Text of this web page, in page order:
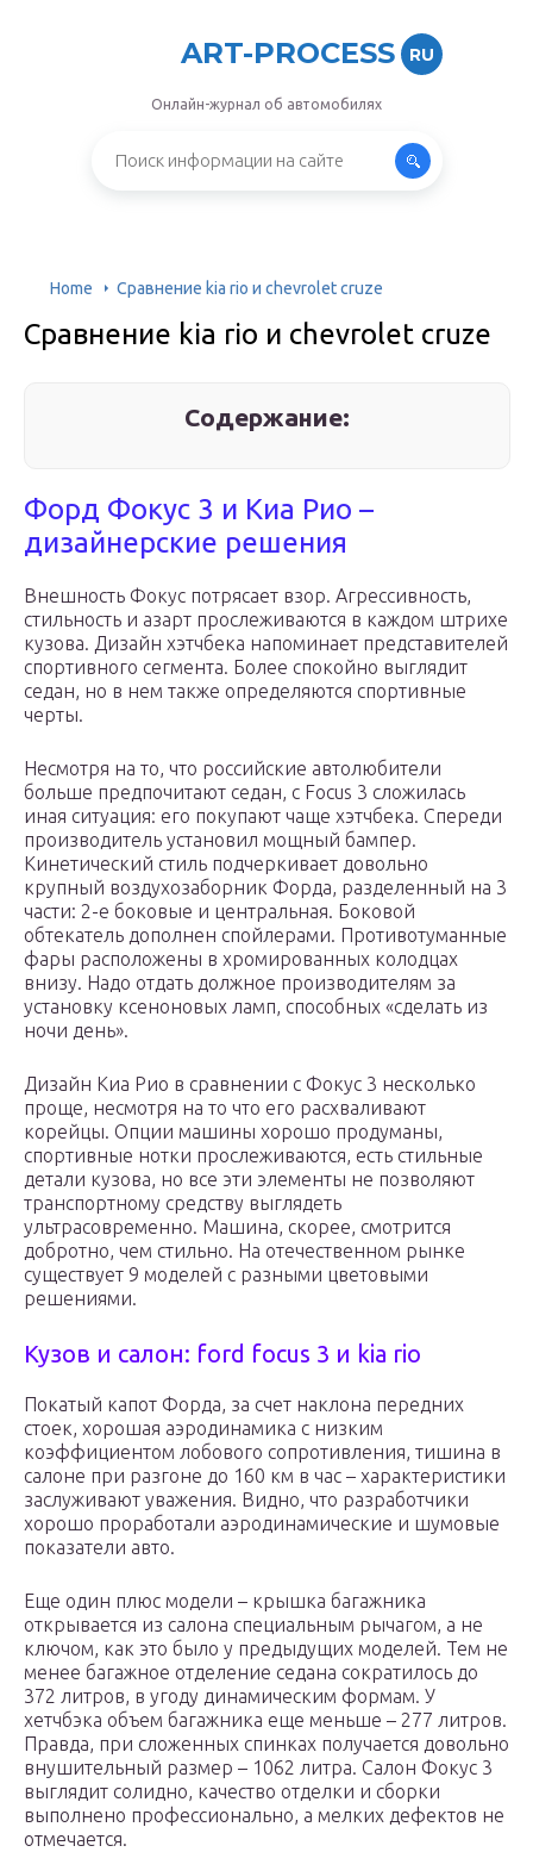
ART-PROCESS RU
Онлайн-журнал об автомобилях
Home Сравнение kia rio и chevrolet cruze
Сравнение kia rio и chevrolet cruze
Содержание:
Форд Фокус 3 и Киа Рио –
дизайнерские решения
Внешность Фокус потрясает взор. Агрессивность,
стильность и азарт прослеживаются в каждом штрихе
кузова. Дизайн хэтчбека напоминает представителей
спортивного сегмента. Более спокойно выглядит
седан, но в нем также определяются спортивные
черты.
Несмотря на то, что российские автолюбители
больше предпочитают седан, с Focus 3 сложилась
иная ситуация: его покупают чаще хэтчбека. Спереди
производитель установил мощный бампер.
Кинетический стиль подчеркивает довольно
крупный воздухозаборник Форда, разделенный на 3
части: 2-е боковые и центральная. Боковой
обтекатель дополнен спойлерами. Противотуманные
фары расположены в хромированных колодцах
внизу. Надо отдать должное производителям за
установку ксеноновых ламп, способных «сделать из
ночи день».
Дизайн Киа Рио в сравнении с Фокус 3 несколько
проще, несмотря на то что его расхваливают
корейцы. Опции машины хорошо продуманы,
спортивные нотки прослеживаются, есть стильные
детали кузова, но все эти элементы не позволяют
транспортному средству выглядеть
ультрасовременно. Машина, скорее, смотрится
добротно, чем стильно. На отечественном рынке
существует 9 моделей с разными цветовыми
решениями.
Кузов и салон: ford focus 3 и kia rio
Покатый капот Форда, за счет наклона передних
стоек, хорошая аэродинамика с низким
коэффициентом лобового сопротивления, тишина в
салоне при разгоне до 160 км в час – характеристики
заслуживают уважения. Видно, что разработчики
хорошо проработали аэродинамические и шумовые
показатели авто.
Еще один плюс модели – крышка багажника
открывается из салона специальным рычагом, а не
ключом, как это было у предыдущих моделей. Тем не
менее багажное отделение седана сократилось до
372 литров, в угоду динамическим формам. У
хетчбэка объем багажника еще меньше – 277 литров.
Правда, при сложенных спинках получается довольно
внушительный размер – 1062 литра. Салон Фокус 3
выглядит солидно, качество отделки и сборки
выполнено профессионально, а мелких дефектов не
отмечается.